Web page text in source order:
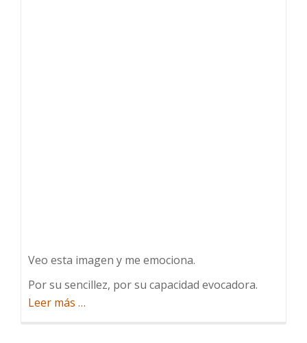
Veo esta imagen y me emociona.
Por su sencillez, por su capacidad evocadora.
Leer más acerca
…